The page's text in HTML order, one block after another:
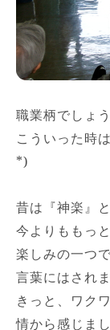
職業柄でしょ
こういった時は
*)
昔は『神楽』と
今よりももっ
楽しみの一つ
言葉にはされ
きっと、ワク
情から感じまし